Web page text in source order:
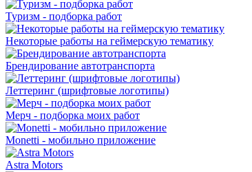
Туризм - подборка работ
Некоторые работы на геймерскую тематику
Брендирование автотранспорта
Леттеринг (шрифтовые логотипы)
Мерч - подборка моих работ
Monetti - мобильно приложение
Astra Motors